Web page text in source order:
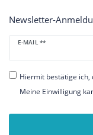
Newsletter-
E-MAIL **
Newsletter
Honig
Hiermit bestätige ich,
Meine Einwilligung